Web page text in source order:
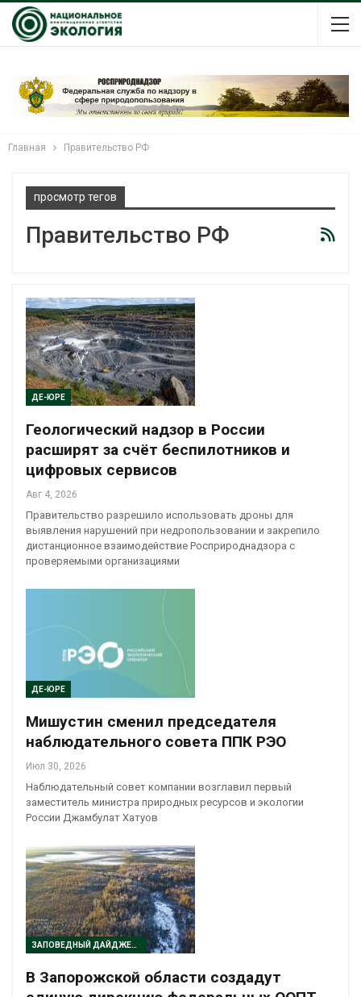
Главная Правительство РФ
просмотр тегов
Правительство РФ
ДЕ-ЮРЕ
Геологический надзор в России
расширят за счёт беспилотников и
цифровых сервисов
Авг 4, 2026
Правительство разрешило использовать дроны для
выявления нарушений при недропользовании и закрепило
дистанционное взаимодействие Росприроднадзора с
проверяемыми организациями
ДЕ-ЮРЕ
Мишустин сменил председателя
наблюдательного совета ППК РЭО
Июл 30, 2026
Наблюдательный совет компании возглавил первый
заместитель министра природных ресурсов и экологии
России Джамбулат Хатуов
ЗАПОВЕДНЫЙ ДАЙДЖЕСТ
В Запорожской области создадут